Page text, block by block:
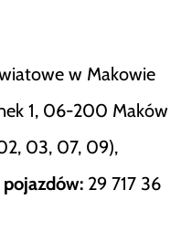
w Makowie
1, 06-200 Maków
03, 07, 09),
29 717 36